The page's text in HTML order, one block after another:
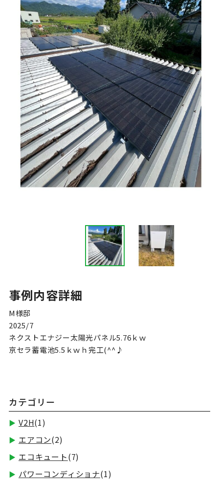
事例内容詳細
M様邸
2025/7
ネクストエナジー太陽光パネル5.76ｋｗ
京セラ蓄電池5.5ｋｗｈ完工(^^♪
カテゴリー
V2H(1)
エアコン(2)
エコキュート(7)
パワーコンディショナ(1)